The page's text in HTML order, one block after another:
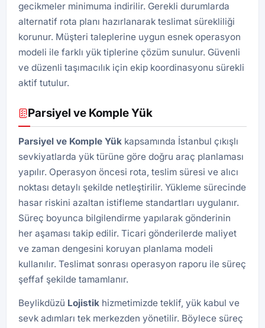
gecikmeler minimuma indirilir. Gerekli durumlarda
alternatif rota planı hazırlanarak teslimat sürekliliği
korunur. Müşteri taleplerine uygun esnek operasyon
modeli ile farklı yük tiplerine çözüm sunulur. Güvenli
ve düzenli taşımacılık için ekip koordinasyonu sürekli
aktif tutulur.
Parsiyel ve Komple Yük
Parsiyel ve Komple Yük kapsamında İstanbul çıkışlı
sevkiyatlarda yük türüne göre doğru araç planlaması
yapılır. Operasyon öncesi rota, teslim süresi ve alıcı
noktası detaylı şekilde netleştirilir. Yükleme sürecinde
hasar riskini azaltan istifleme standartları uygulanır.
Süreç boyunca bilgilendirme yapılarak gönderinin
her aşaması takip edilir. Ticari gönderilerde maliyet
ve zaman dengesini koruyan planlama modeli
kullanılır. Teslimat sonrası operasyon raporu ile süreç
şeffaf şekilde tamamlanır.
Beylikdüzü Lojistik hizmetimizde teklif, yük kabul ve
sevk adımları tek merkezden yönetilir. Böylece süreç